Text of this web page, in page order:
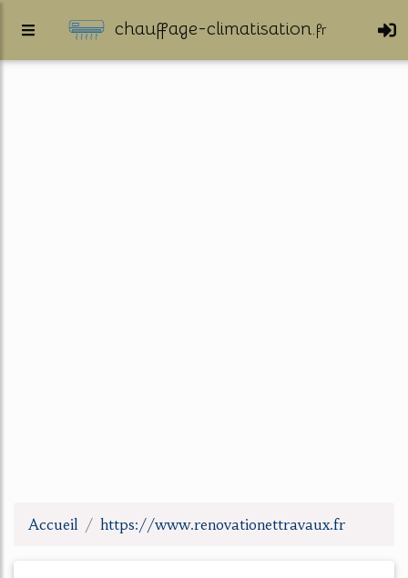
chauffage-climatisation.fr
Accueil https://www.renovationettravaux.fr